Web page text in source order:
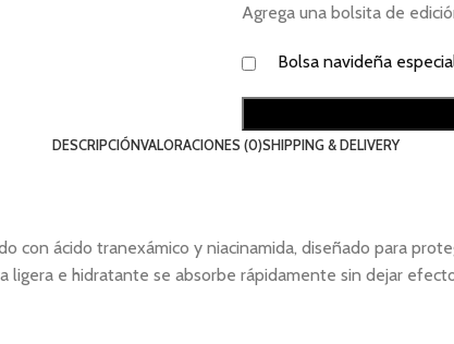
Agrega una bolsita de
Bolsa navideña
DESCRIPCIÓNVALORACIONES (0)SHIPPING & DELIVERY
con ácido tranexámico y niacinamida, diseñado para
ligera e hidratante se absorbe rápidamente sin dejar